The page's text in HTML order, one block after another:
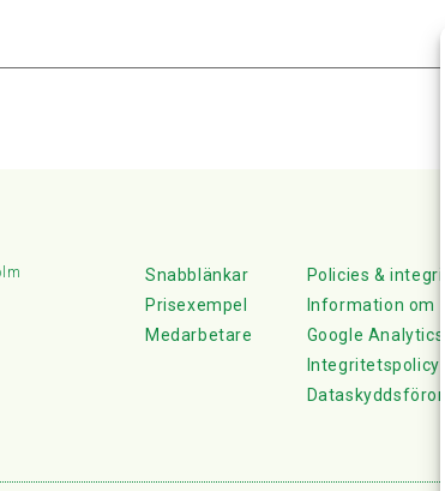
Snabblänkar
Prisexempel
Medarbetare
Policies &
Information om
Google Analytics
Integritetspolicy